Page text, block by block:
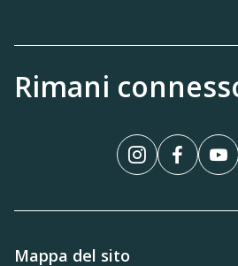
Rimani
Instagram
Mappa del sito